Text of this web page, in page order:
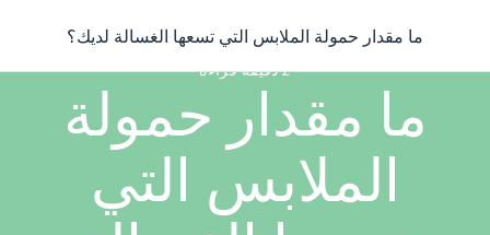
... ما مقدار حمولة الملابس التي تسعها الغسالة لديك؟
2 دقيقه قراءه
ما مقدار حمولة
الملابس التي
ما مقدار حمولة الملابس التي تسعها الغسالة لديك؟